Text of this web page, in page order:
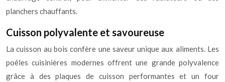
planchers chauffants.
Cuisson polyvalente et savoureuse
La cuisson au bois confère une saveur unique aux aliments. Les
poêles cuisinières modernes offrent une grande polyvalence
grâce à des plaques de cuisson performantes et un four